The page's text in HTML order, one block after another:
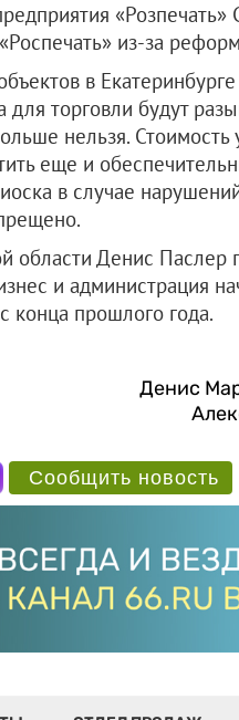
«Розпечать»
из-за
в Екатеринбурге
торговли будут
нельзя.
еще и
в случае
области Денис Паслер
и администрация
конца прошлого года.
Денис
Сообщить новость